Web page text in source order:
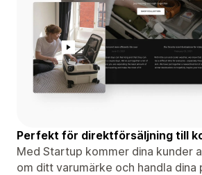
Perfekt för direktförsäljning till
Med Startup kommer dina kunder
om ditt varumärke och handla